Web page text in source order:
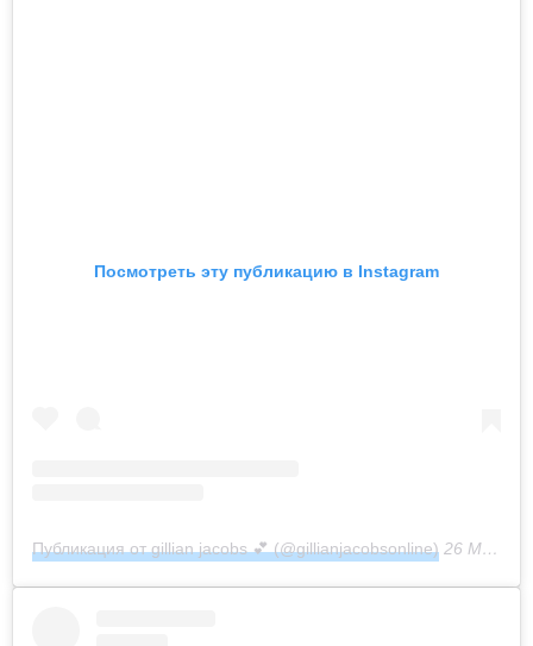
Посмотреть эту публикацию в Instagram
Публикация от gillian jacobs 💕 (@gillianjacobsonline) 26 Мар 2016 в 10:33 PDT